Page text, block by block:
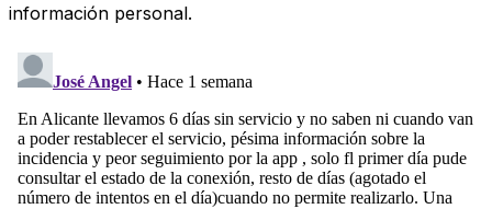
información personal.